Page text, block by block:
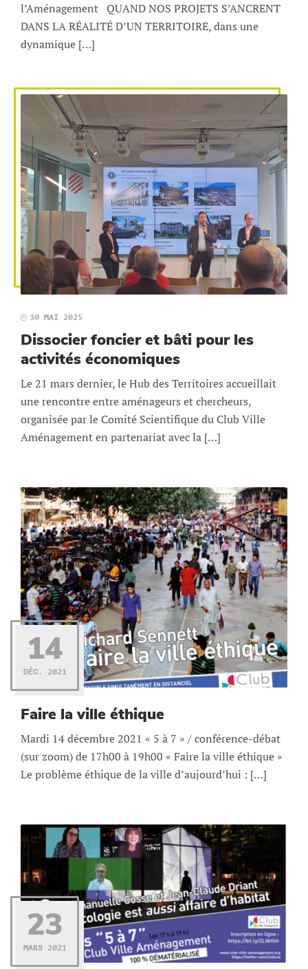
l’Aménagement QUAND NOS PROJETS S’ANCRENT
DANS LA RÉALITÉ D’UN TERRITOIRE, dans une
dynamique […]
30 MAI 2025
Dissocier foncier et bâti pour les
activités économiques
Le 21 mars dernier, le Hub des Territoires accueillait
une rencontre entre aménageurs et chercheurs,
organisée par le Comité Scientifique du Club Ville
Aménagement en partenariat avec la […]
14
DÉC. 2021
Faire la ville éthique
Mardi 14 décembre 2021 « 5 à 7 » / conférence-débat
(sur zoom) de 17h00 à 19h00 « Faire la ville éthique »
Le problème éthique de la ville d’aujourd’hui : […]
23
MARS 2021